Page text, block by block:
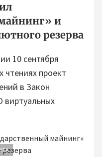
и
резерва
10 сентября
чтениях проект
в Закон
виртуальных